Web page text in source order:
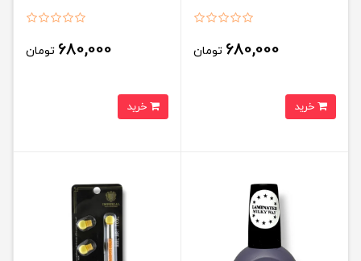
680,000 تومان 680,000 تومان